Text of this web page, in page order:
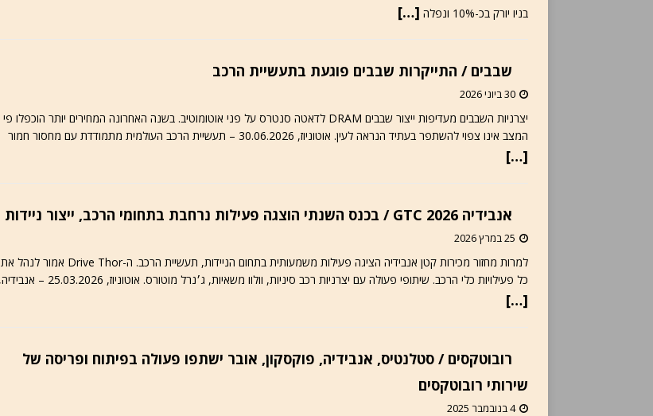
בניו יורק בכ-10% ונפלה
[…]
שבבים / התייקרות שבבים פוגעת בתעשיית הרכב
30 ביוני 2026
המצב אינו צפוי להשתפר בעתיד הנראה לעין. אוטוניוז, 30.06.2026 – תעשיית הרכב העולמית מתמודדת עם מחסור חמור
[…]
אנבידיה GTC 2026 / בכנס השנתי הוצגה פעילות נרחבת בתחומי הרכב, ייצור ניידות
25 במרץ 2026
למרות מחזור מכירות קטן אנבידיה הציגה פעילות משמעותית בתחום הניידות, תעשיית הרכב. ה-Drive Thor אמור לנהל את
כל פעילויות כלי הרכב. שיתופי פעולה עם יצרניות רכב סיניות, וולוו משאיות, ג׳נרל מוטורס. אוטוניוז, 25.03.2026 – אנבידיה,
[…]
רובוטקסים / סטלנטיס, אנבידיה, פוקסקון, אובר ישתפו פעולה בפיתוח ופריסה של
שירותי רובוטקסים
4 בנובמבר 2025